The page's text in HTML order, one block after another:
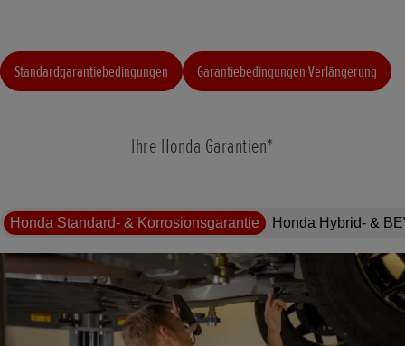
Standardgarantiebedingungen Garantiebedingungen Verlängerung
Ihre Honda Garantien*
Honda Standard- & Korrosionsgarantie Honda Hybrid- &